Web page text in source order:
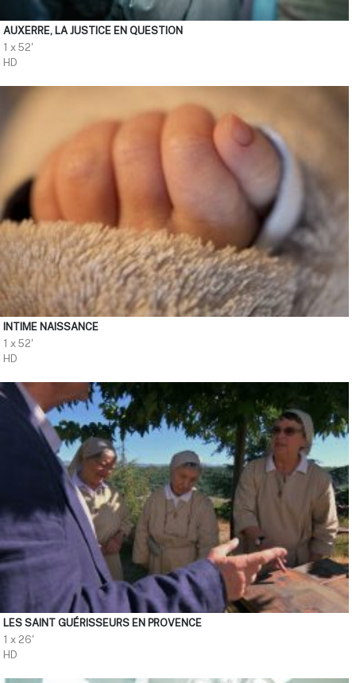
AUXERRE, LA JUSTICE EN QUESTION
1 x 52'
HD
INTIME NAISSANCE
1 x 52'
HD
LES SAINT GUÉRISSEURS EN PROVENCE
1 x 26'
HD